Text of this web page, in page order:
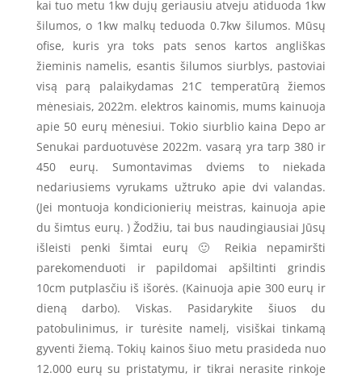
kai tuo metu 1kw dujų geriausiu atveju atiduoda 1kw
šilumos, o 1kw malkų teduoda 0.7kw šilumos. Mūsų
ofise, kuris yra toks pats senos kartos angliškas
žieminis namelis, esantis šilumos siurblys, pastoviai
visą parą palaikydamas 21C temperatūrą žiemos
mėnesiais, 2022m. elektros kainomis, mums kainuoja
apie 50 eurų mėnesiui. Tokio siurblio kaina Depo ar
Senukai parduotuvėse 2022m. vasarą yra tarp 380 ir
450 eurų. Sumontavimas dviems to niekada
nedariusiems vyrukams užtruko apie dvi valandas.
(Jei montuoja kondicionierių meistras, kainuoja apie
du šimtus eurų. ) Žodžiu, tai bus naudingiausiai Jūsų
išleisti penki šimtai eurų 🙂 Reikia nepamiršti
parekomenduoti ir papildomai apšiltinti grindis
10cm putplasčiu iš išorės. (Kainuoja apie 300 eurų ir
dieną darbo). Viskas. Pasidarykite šiuos du
patobulinimus, ir turėsite namelį, visiškai tinkamą
gyventi žiemą. Tokių kainos šiuo metu prasideda nuo
12.000 eurų su pristatymu, ir tikrai nerasite rinkoje